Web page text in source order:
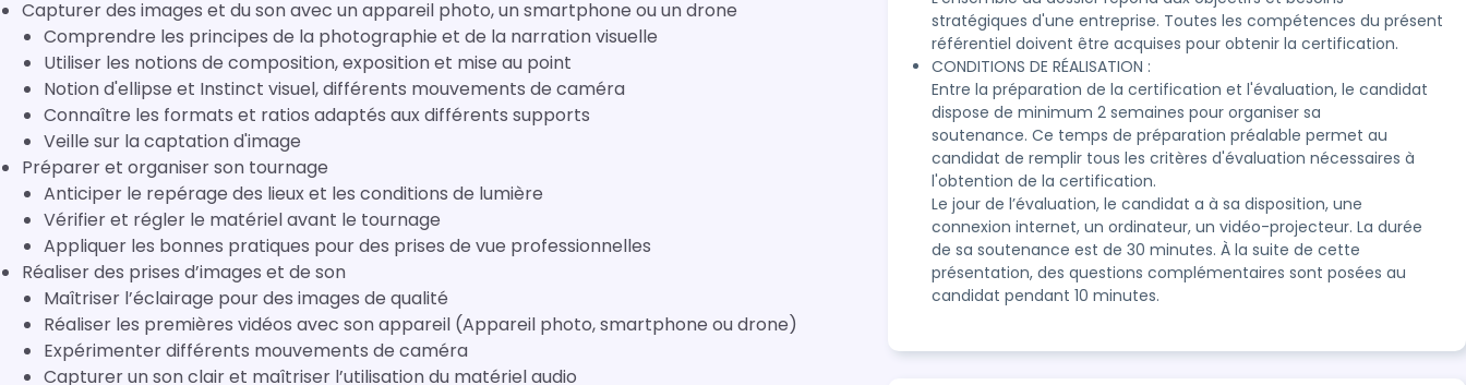
Capturer des images et du son avec un appareil photo, un smartphone ou un drone
Comprendre les principes de la photographie et de la narration visuelle
Utiliser les notions de composition, exposition et mise au point
Notion d'ellipse et Instinct visuel, différents mouvements de caméra
Connaître les formats et ratios adaptés aux différents supports
Veille sur la captation d'image
Préparer et organiser son tournage
Anticiper le repérage des lieux et les conditions de lumière
Vérifier et régler le matériel avant le tournage
Appliquer les bonnes pratiques pour des prises de vue professionnelles
Réaliser des prises d’images et de son
Maîtriser l’éclairage pour des images de qualité
Réaliser les premières vidéos avec son appareil (Appareil photo, smartphone ou drone)
Expérimenter différents mouvements de caméra
Capturer un son clair et maîtriser l’utilisation du matériel audio
stratégiques d'une entreprise. Toutes les compétences du présent
référentiel doivent être acquises pour obtenir la certification.
CONDITIONS DE RÉALISATION :
Entre la préparation de la certification et l'évaluation, le candidat
dispose de minimum 2 semaines pour organiser sa
soutenance. Ce temps de préparation préalable permet au
candidat de remplir tous les critères d'évaluation nécessaires à
l'obtention de la certification.
Le jour de lʼévaluation, le candidat a à sa disposition, une
connexion internet, un ordinateur, un vidéo-projecteur. La durée
de sa soutenance est de 30 minutes. À la suite de cette
présentation, des questions complémentaires sont posées au
candidat pendant 10 minutes.